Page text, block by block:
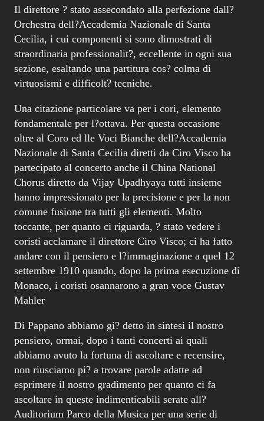
Il direttore ? stato assecondato alla perfezione dall?
Orchestra dell?Accademia Nazionale di Santa
Cecilia, i cui componenti si sono dimostrati di
straordinaria professionalit?, eccellente in ogni sua
sezione, esaltando una partitura cos? colma di
virtuosismi e difficolt? tecniche.
Una citazione particolare va per i cori, elemento
fondamentale per l?ottava. Per questa occasione
oltre al Coro ed lle Voci Bianche dell?Accademia
Nazionale di Santa Cecilia diretti da Ciro Visco ha
partecipato al concerto anche il China National
Chorus diretto da Vijay Upadhyaya tutti insieme
hanno impressionato per la precisione e per la non
comune fusione tra tutti gli elementi. Molto
toccante, per quanto ci riguarda, ? stato vedere i
coristi acclamare il direttore Ciro Visco; ci ha fatto
andare con il pensiero e l?immaginazione a quel 12
settembre 1910 quando, dopo la prima esecuzione di
Monaco, i coristi osannarono a gran voce Gustav
Mahler
Di Pappano abbiamo gi? detto in sintesi il nostro
pensiero, ormai, dopo i tanti concerti ai quali
abbiamo avuto la fortuna di ascoltare e recensire,
non riusciamo pi? a trovare parole adatte ad
esprimere il nostro gradimento per quanto ci fa
ascoltare in queste indimenticabili serate all?
Auditorium Parco della Musica per una serie di